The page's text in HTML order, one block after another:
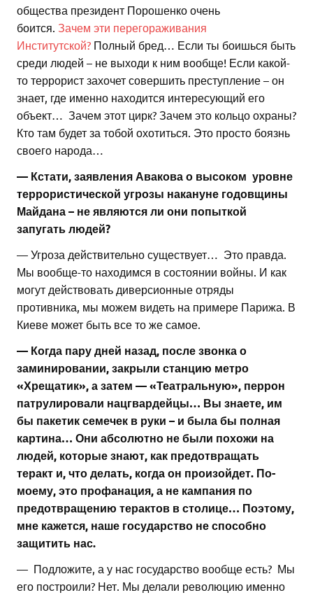
общества президент Порошенко очень
боится. Зачем эти перегораживания
Институтской? Полный бред… Если ты боишься быть
среди людей – не выходи к ним вообще! Если какой-
то террорист захочет совершить преступление – он
знает, где именно находится интересующий его
объект… Зачем этот цирк? Зачем это кольцо охраны?
Кто там будет за тобой охотиться. Это просто боязнь
своего народа…
— Кстати, заявления Авакова о высоком уровне
террористической угрозы накануне годовщины
Майдана – не являются ли они попыткой
запугать людей?
— Угроза действительно существует… Это правда.
Мы вообще-то находимся в состоянии войны. И как
могут действовать диверсионные отряды
противника, мы можем видеть на примере Парижа. В
Киеве может быть все то же самое.
— Когда пару дней назад, после звонка о
заминировании, закрыли станцию метро
«Хрещатик», а затем — «Театральную», перрон
патрулировали нацгвардейцы… Вы знаете, им
бы пакетик семечек в руки – и была бы полная
картина… Они абсолютно не были похожи на
людей, которые знают, как предотвращать
теракт и, что делать, когда он произойдет. По-
моему, это профанация, а не кампания по
предотвращению терактов в столице… Поэтому,
мне кажется, наше государство не способно
защитить нас.
— Подложите, а у нас государство вообще есть? Мы
его построили? Нет. Мы делали революцию именно